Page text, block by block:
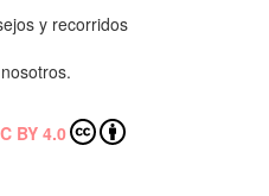
y recorridos
BY 4.0